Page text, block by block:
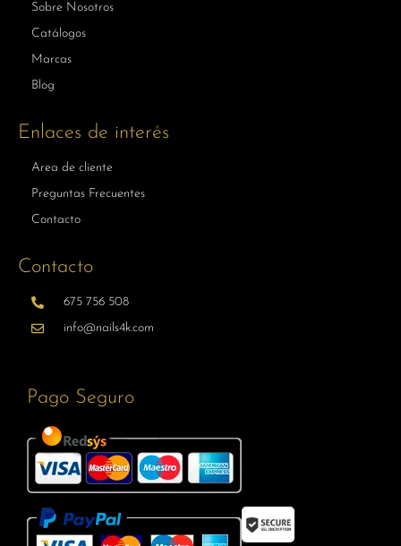
Sobre Nosotros
Catálogos
Marcas
Blog
Enlaces de interés
Area de cliente
Preguntas Frecuentes
Contacto
Contacto
675 756 508
info@nails4k.com
Pago Seguro